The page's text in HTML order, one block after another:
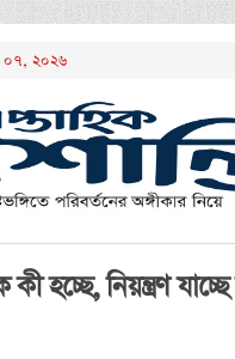
2026
হচ্ছে, নিয়ন্ত্রণ